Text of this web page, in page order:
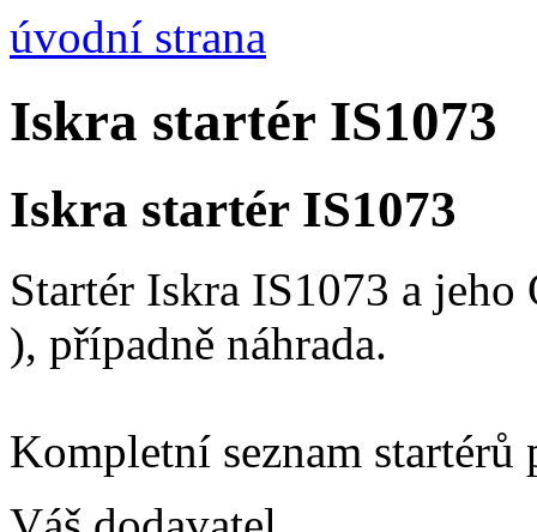
úvodní strana
Iskra startér IS1073
Iskra startér IS1073
Startér Iskra IS1073 a
), případně náhrada.
Kompletní seznam